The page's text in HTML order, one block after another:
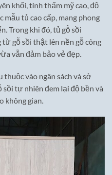
khối, tính thẩm mỹ cao, độ
tủ cao cấp, mang phong
Trong khi đó, tủ gỗ sồi
gỗ sồi thật lên nền gỗ công
vẫn đảm bảo vẻ đẹp.
vào ngân sách và sở
tự nhiên đem lại độ bền và
không gian.